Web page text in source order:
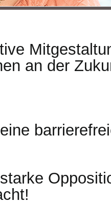
an der